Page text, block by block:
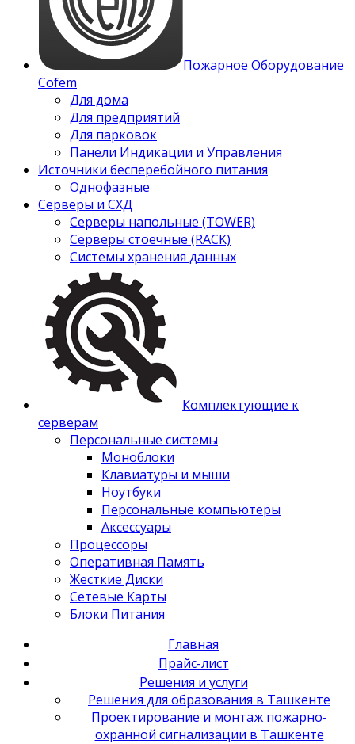
Пожарное Оборудование
Cofem
Для дома
Для предприятий
Для парковок
Панели Индикации и Управления
Источники бесперебойного питания
Однофазные
Серверы и СХД
Серверы напольные (TOWER)
Серверы стоечные (RACK)
Системы хранения данных
Комплектующие к
серверам
Персональные системы
Моноблоки
Клавиатуры и мыши
Ноутбуки
Персональные компьютеры
Аксессуары
Процессоры
Оперативная Память
Жесткие Диски
Сетевые Карты
Блоки Питания
Главная
Прайс-лист
Решения и услуги
Решения для образования в Ташкенте
Проектирование и монтаж пожарно-
охранной сигнализации в Ташкенте